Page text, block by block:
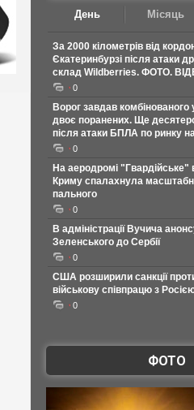
День Місяць
За 2000 кілометрів від
Єкатеринбурзі після атаки
склад Wildberries. ФОТО.
0
Ворог завдав
двоє поранених. Ще
після атаки БПЛА по ринку
0
На аеродромі "Гвардійське"
Криму спалахнула
пального
0
В адміністрації Вучича
Зеленського до Сербії
0
США розширили санкції
військову співпрацю з
0
ФОТО